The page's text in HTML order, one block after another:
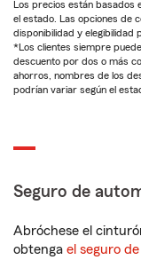
Los precios están basados
el estado. Las opciones de
disponibilidad y elegibilidad
*Los clientes siempre
descuento por dos o más
ahorros, nombres de los
podrían variar según el
Seguro de
Abróchese el
obtenga el seguro